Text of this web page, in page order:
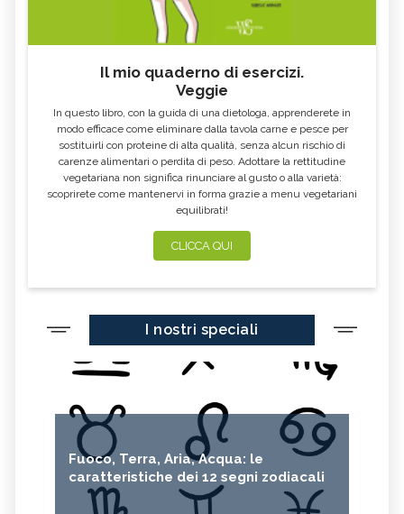
Il mio quaderno di esercizi.
Veggie
In questo libro, con la guida di una dietologa, apprenderete in
modo efficace come eliminare dalla tavola carne e pesce per
sostituirli con proteine di alta qualità, senza alcun rischio di
carenze alimentari o perdita di peso. Adottare la rettitudine
vegetariana non significa rinunciare al gusto o alla varietà:
scoprirete come mantenervi in forma grazie a menu vegetariani
equilibrati!
CLICCA QUI
I nostri speciali
Fuoco, Terra, Aria, Acqua: le
caratteristiche dei 12 segni zodiacali